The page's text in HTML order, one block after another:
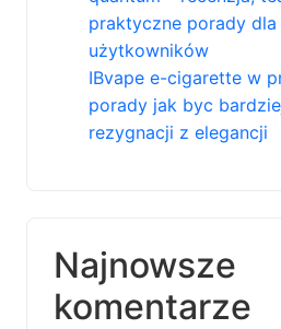
praktyczne porady dla
użytkowników
IBvape e-cigarette w
porady jak byc
rezygnacji z elegancji
Najnowsze
komentarze